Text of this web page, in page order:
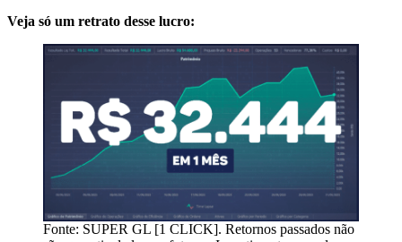
Veja só um retrato desse lucro:
Fonte: SUPER GL [1 CLICK]. Retornos passados não